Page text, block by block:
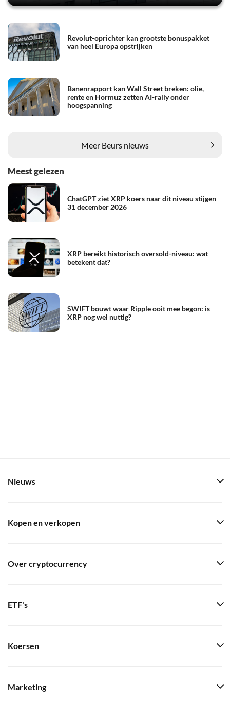
Revolut-oprichter kan grootste bonuspakket
van heel Europa opstrijken
Banenrapport kan Wall Street breken: olie,
rente en Hormuz zetten AI-rally onder
hoogspanning
Meer Beurs nieuws
Meest gelezen
ChatGPT ziet XRP koers naar dit niveau stijgen
31 december 2026
XRP bereikt historisch oversold-niveau: wat
betekent dat?
SWIFT bouwt waar Ripple ooit mee begon: is
XRP nog wel nuttig?
Nieuws
Kopen en verkopen
Over cryptocurrency
ETF's
Koersen
Marketing